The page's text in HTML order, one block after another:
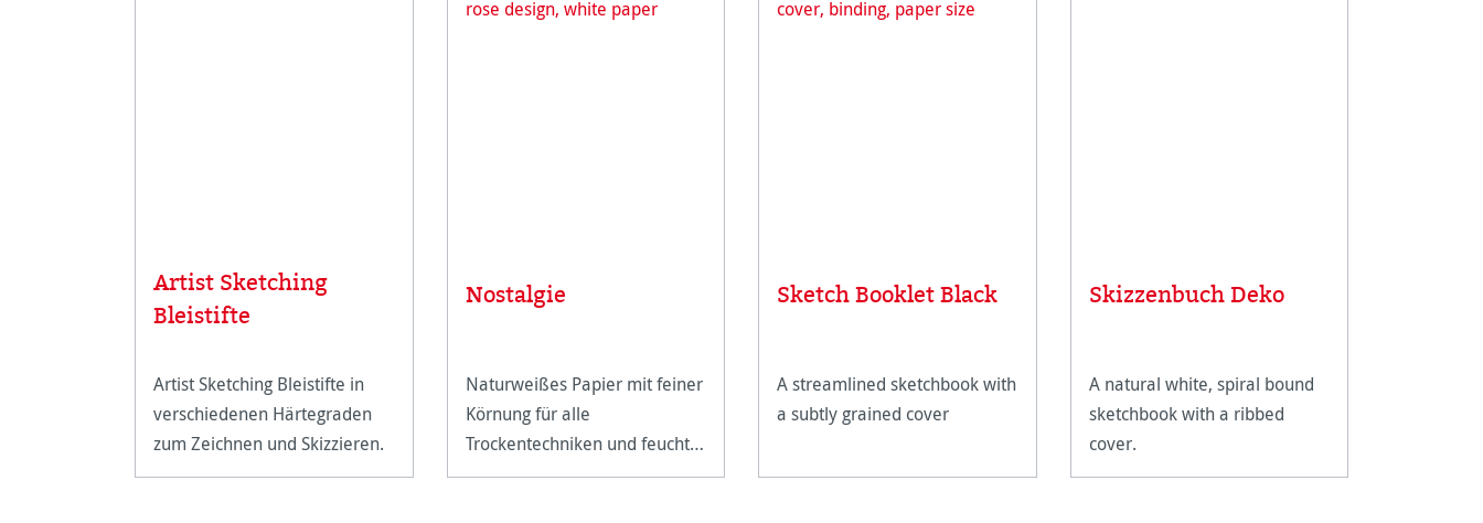
Artist Sketching
Bleistifte
Artist Sketching Bleistifte in
verschiedenen Härtegraden
zum Zeichnen und Skizzieren.
Nostalgie
Naturweißes Papier mit feiner
Körnung für alle
Trockentechniken und feuchte
Farben.
Sketch Booklet Black
A streamlined sketchbook with
a subtly grained cover
Skizzenbuch Deko
A natural white, spiral bound
sketchbook with a ribbed
cover.